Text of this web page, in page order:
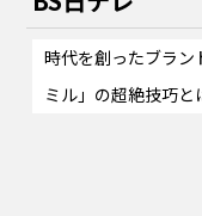
時代を創ったブラン
ミル」の超絶技巧と